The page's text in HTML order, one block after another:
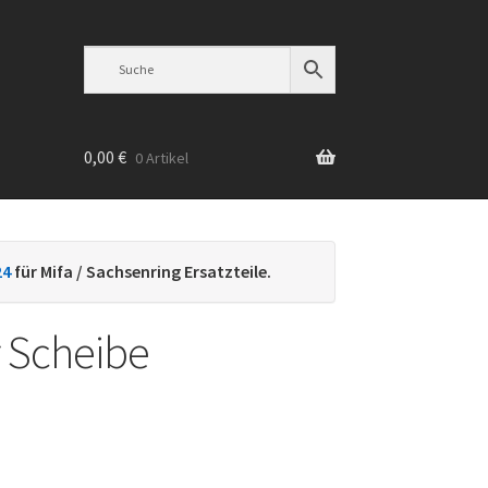
0,00 € 0 Artikel
für Mifa / Sachsenring Ersatzteile.